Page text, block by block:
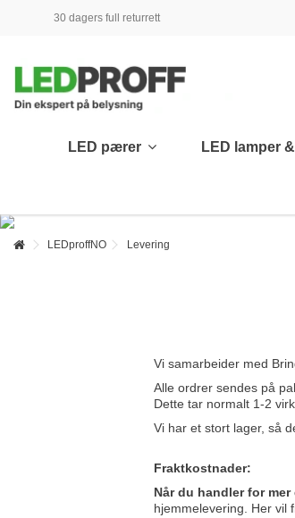
30 dagers full returrett
LED pærer LED lamper
LEDproffNO Levering
Vi samarbeider med
Alle ordrer sendes på
Dette tar normalt 1-2
Vi har et stort lager, så
Fraktkostnader:
Når du handler for
hjemmelevering. Her vil